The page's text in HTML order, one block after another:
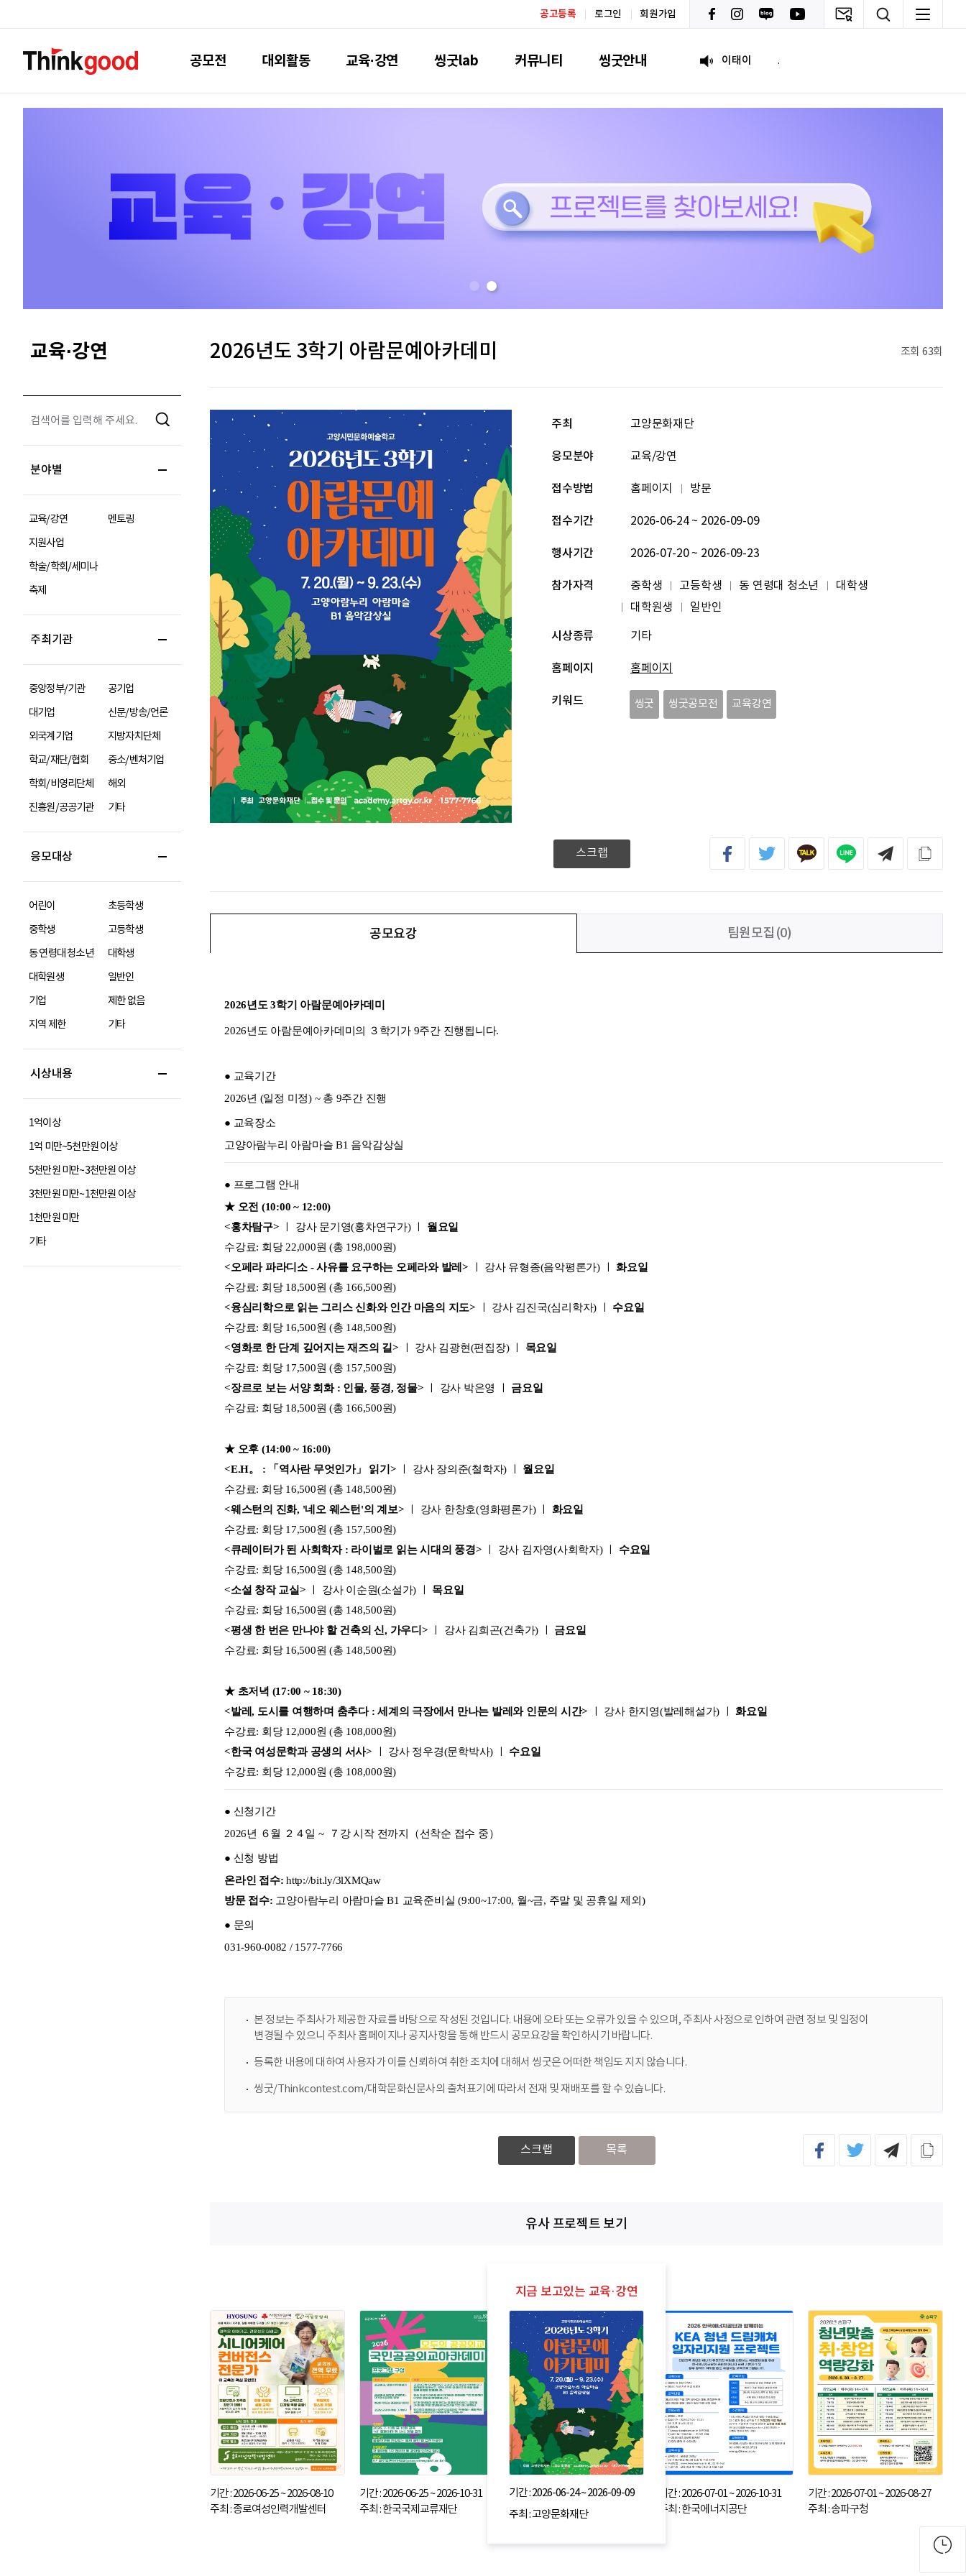
공고등록 로그인 회원가입
공모전 대외활동 교육·강연 씽굿lab 커뮤니티 씽굿안내
원태영 화이팅
이태이 .
조현기
이윤호
교육·강연
분야별
교육/강연
멘토링
지원사업
학술/학회/세미나
축제
주최기관
중앙정부/기관
공기업
대기업
신문/방송/언론
외국계기업
지방자치단체
학교/재단/협회
중소/벤처기업
학회/비영리단체
해외
진흥원/공공기관
기타
응모대상
어린이
초등학생
중학생
고등학생
동 연령대 청소년
대학생
대학원생
일반인
기업
제한 없음
지역 제한
기타
시상내용
1억이상
1억 미만~5천만원 이상
5천만원 미만~3천만원 이상
3천만원 미만~1천만원 이상
1천만원 미만
기타
2026년도 3학기 아람문예아카데미 조회 63회
주최 고양문화재단
응모분야 교육/강연
접수방법 홈페이지 방문
접수기간 2026-06-24 ~ 2026-09-09
행사기간 2026-07-20 ~ 2026-09-23
참가자격 중학생 고등학생 동 연령대 청소년
대학생
대학원생
일반인
시상종류 기타
홈페이지 홈페이지
키워드 씽굿 씽굿공모전 교육강연
스크랩
공모요강 팀원모집(0)
본 정보는 주최사가 제공한 자료를 바탕으로 작성된 것입니다. 내용에 오타 또는 오류가 있을 수 있으며, 주최사 사정으로 인하여 관련 정보 및 일정이
변경될 수 있으니 주최사 홈페이지나 공지사항을 통해 반드시 공모요강을 확인하시기 바랍니다.
등록한 내용에 대하여 사용자가 이를 신뢰하여 취한 조치에 대해서 씽굿은 어떠한 책임도 지지 않습니다.
씽굿/Thinkcontest.com/대학문화신문사의 출처표기에 따라서 전재 및 재배포를 할 수 있습니다.
스크랩 목록
유사 프로젝트 보기
기간 : 2026-06-25 ~ 2026-08-10
주최 : 종로여성인력개발센터
기간 : 2026-06-25 ~ 2026-10-31
주최 : 한국국제교류재단
기간 : 2026-06-24 ~ 2026-09-09
주최 : 고양문화재단
기간 : 2026-07-01 ~ 2026-10-31
주최 : 한국에너지공단
기간 : 2026-07-01 ~ 2026-08-27
주최 : 송파구청